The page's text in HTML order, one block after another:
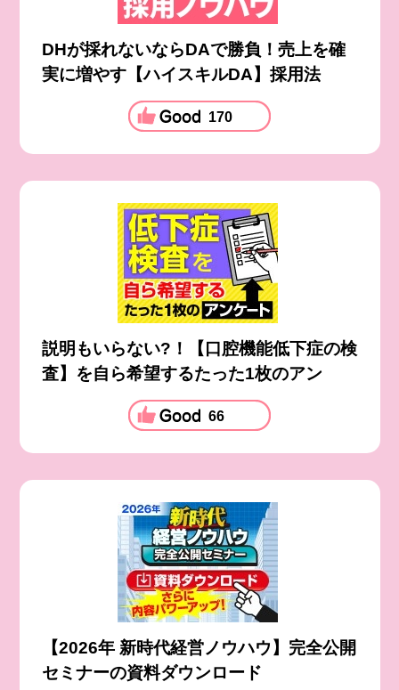
DHが採れないならDAで勝負！売上を確
実に増やす【ハイスキルDA】採用法
170
説明もいらない?！【口腔機能低下症の検
査】を自ら希望するたった1枚のアン
66
【2026年 新時代経営ノウハウ】完全公開
セミナーの資料ダウンロード